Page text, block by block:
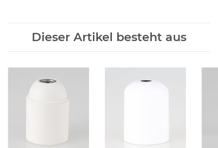
Dieser Artikel besteht aus